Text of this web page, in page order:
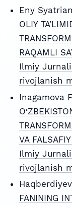
Eny
OLIY
RAQAMLI
Ilmiy
rivojlanish
Inagamova
VA
Ilmiy
rivojlanish
FANINING